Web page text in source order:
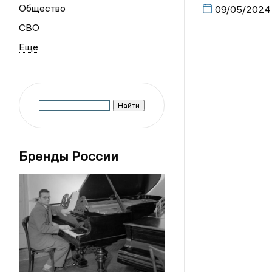
Общество
СВО
Бренды России
09/05/2024